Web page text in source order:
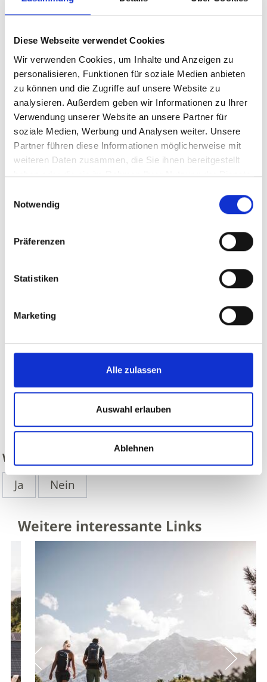
Diese Webseite verwendet Cookies
Wir verwenden Cookies, um Inhalte und Anzeigen zu
personalisieren, Funktionen für soziale Medien anbieten
zu können und die Zugriffe auf unsere Website zu
analysieren. Außerdem geben wir Informationen zu Ihrer
Verwendung unserer Website an unsere Partner für
soziale Medien, Werbung und Analysen weiter. Unsere
Partner führen diese Informationen möglicherweise mit
weiteren Daten zusammen, die Sie ihnen bereitgestellt
haben oder die sie im Rahmen Ihrer Nutzung der Dienste
Notwendig
Präferenzen
Statistiken
Marketing
Alle zulassen
Auswahl erlauben
Ablehnen
Karte & Höhenprofil
Impressionen
WAR DER INHALT FÜR SIE HILFREICH?
Ja
Nein
Weitere interessante Links